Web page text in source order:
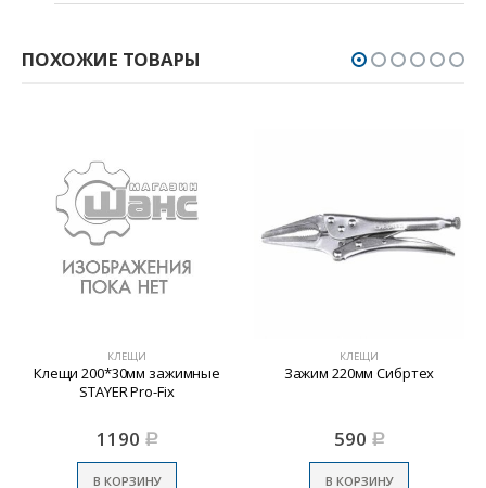
ПОХОЖИЕ ТОВАРЫ
КЛЕЩИ
Клещи 200*30мм зажимные
STAYER Pro-Fix
1190 Р
В КОРЗИНУ
КЛЕЩИ
Зажим 220мм Сибртех
590 Р
В КОРЗИНУ